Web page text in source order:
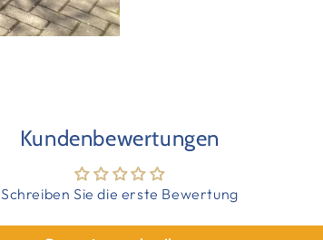
Kundenbewertungen
Schreiben Sie die erste Bewertung